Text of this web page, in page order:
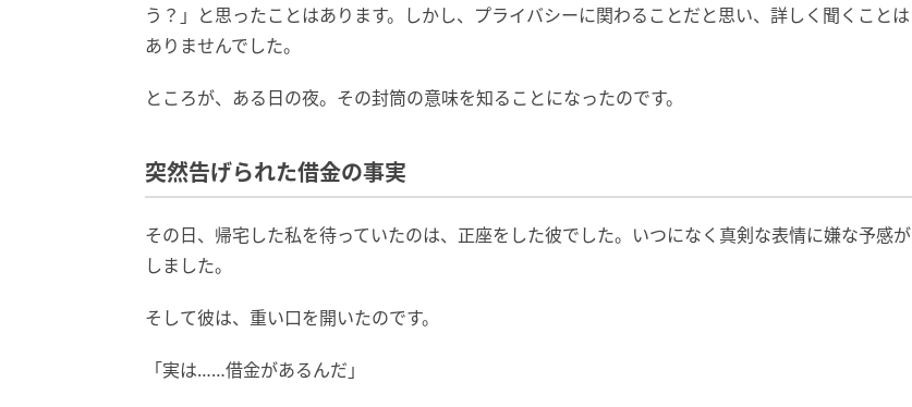
う？」と思ったことはあります。しかし、プライバシーに関わることだと思い、詳しく聞くことは
ありませんでした。
ところが、ある日の夜。その封筒の意味を知ることになったのです。
突然告げられた借金の事実
その日、帰宅した私を待っていたのは、正座をした彼でした。いつになく真剣な表情に嫌な予感が
しました。
そして彼は、重い口を開いたのです。
「実は……借金があるんだ」